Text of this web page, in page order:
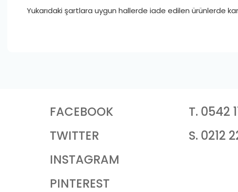
Yukarıdaki şartlara uygun hallerde iade edilen ürünlerde
FACEBOOK
TWITTER
INSTAGRAM
PINTEREST
T. 0542
S. 0212